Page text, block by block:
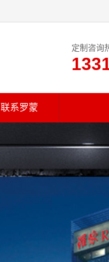
定制咨询
联系罗蒙